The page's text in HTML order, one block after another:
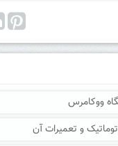
ووکامرس
و تعمیرات آن